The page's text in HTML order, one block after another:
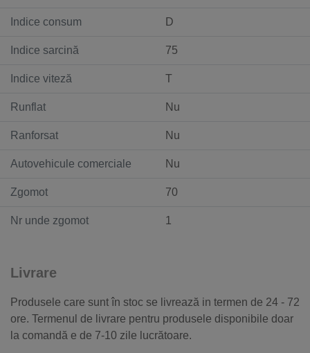
Indice consum D
Indice sarcină 75
Indice viteză T
Runflat Nu
Ranforsat Nu
Autovehicule comerciale Nu
Zgomot 70
Nr unde zgomot 1
Livrare
Produsele care sunt în stoc se livrează in termen de 24 - 72
ore. Termenul de livrare pentru produsele disponibile doar
la comandă e de 7-10 zile lucrătoare.